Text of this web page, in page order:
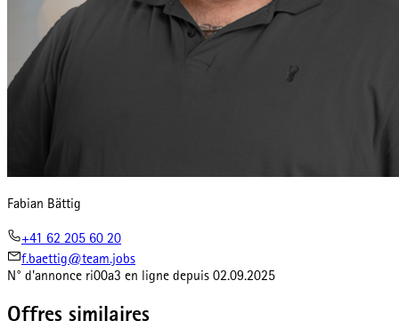
Fabian Bättig
+41 62 205 60 20
f.baettig@team.jobs
N° d'annonce ri00a3 en ligne depuis 02.09.2025
Offres similaires